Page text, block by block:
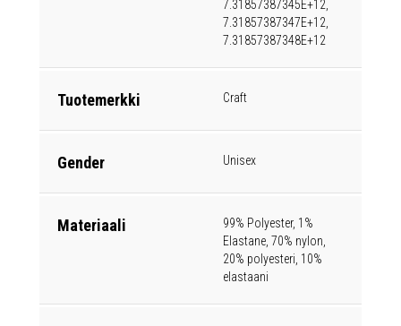
7.31857387345E+12,
7.31857387347E+12,
7.31857387348E+12
Tuotemerkki Craft
Gender Unisex
Materiaali
99% Polyester, 1%
Elastane, 70% nylon,
20% polyesteri, 10%
elastaani